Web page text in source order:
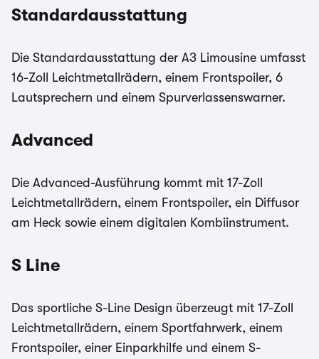
Standardausstattung
Die Standardausstattung der A3 Limousine umfasst
16-Zoll Leichtmetallrädern, einem Frontspoiler, 6
Lautsprechern und einem Spurverlassenswarner.
Advanced
Die Advanced-Ausführung kommt mit 17-Zoll
Leichtmetallrädern, einem Frontspoiler, ein Diffusor
am Heck sowie einem digitalen Kombiinstrument.
S Line
Das sportliche S-Line Design überzeugt mit 17-Zoll
Leichtmetallrädern, einem Sportfahrwerk, einem
Frontspoiler, einer Einparkhilfe und einem S-